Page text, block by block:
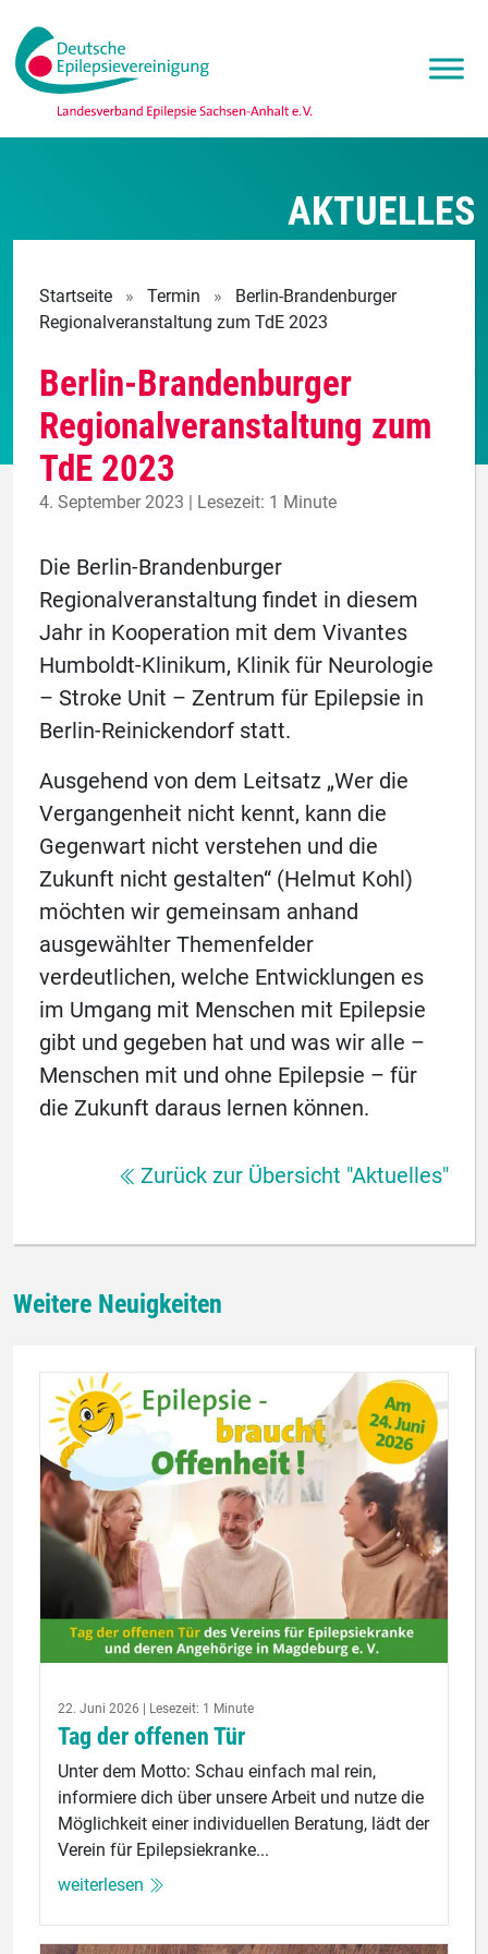
AKTUELLES
Startseite » Termin »
Berlin-Brandenburger
Regionalveranstaltung zum TdE 2023
Berlin-Brandenburger
Regionalveranstaltung zum
TdE 2023
4. September 2023 | Lesezeit: 1 Minute
Die Berlin-Brandenburger
Regionalveranstaltung findet in diesem
Jahr in Kooperation mit dem Vivantes
Humboldt-Klinikum, Klinik für Neurologie
– Stroke Unit – Zentrum für Epilepsie in
Berlin-Reinickendorf statt.
Ausgehend von dem Leitsatz „Wer die
Vergangenheit nicht kennt, kann die
Gegenwart nicht verstehen und die
Zukunft nicht gestalten“ (Helmut Kohl)
möchten wir gemeinsam anhand
ausgewählter Themenfelder
verdeutlichen, welche Entwicklungen es
im Umgang mit Menschen mit Epilepsie
gibt und gegeben hat und was wir alle –
Menschen mit und ohne Epilepsie – für
die Zukunft daraus lernen können.
Zurück zur Übersicht "Aktuelles"
Weitere Neuigkeiten
22. Juni 2026 | Lesezeit: 1 Minute
Tag der offenen Tür
Unter dem Motto: Schau einfach mal rein,
informiere dich über unsere Arbeit und nutze die
Möglichkeit einer individuellen Beratung, lädt der
Verein für Epilepsiekranke...
weiterlesen